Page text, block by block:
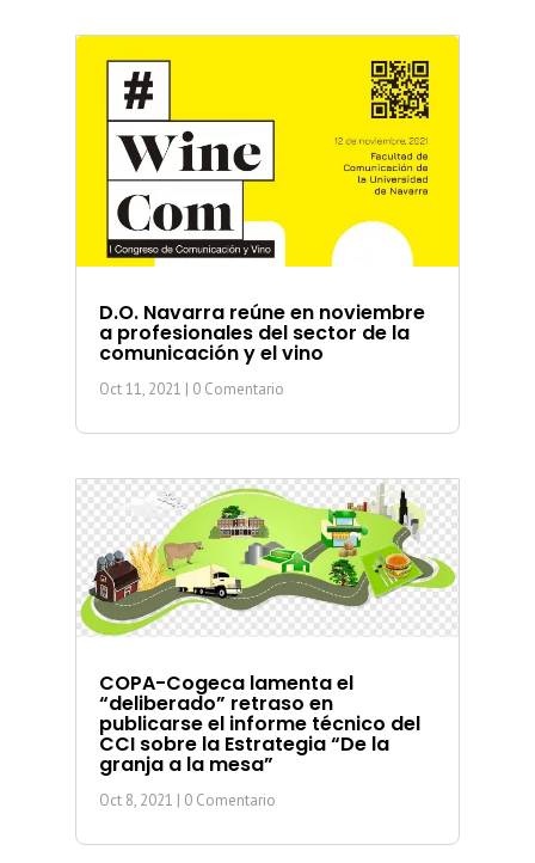
D.O. Navarra reúne en noviembre
a profesionales del sector de la
comunicación y el vino
Oct 11, 2021 | 0 Comentario
COPA-Cogeca lamenta el
“deliberado” retraso en
publicarse el informe técnico del
CCI sobre la Estrategia “De la
granja a la mesa”
Oct 8, 2021 | 0 Comentario